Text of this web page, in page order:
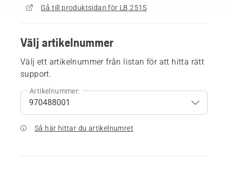
Gå till produktsidan för LB 251S
Välj artikelnummer
Välj ett artikelnummer från listan för att hitta rätt
support.
Artikelnummer:
Så här hittar du artikelnumret